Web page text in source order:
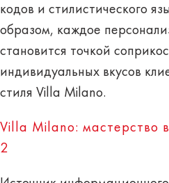
кодов и стилистического
образом, каждое
становится точкой
индивидуальных вкусов
стиля Villa Milano.
Villa Milano: мастерство
2